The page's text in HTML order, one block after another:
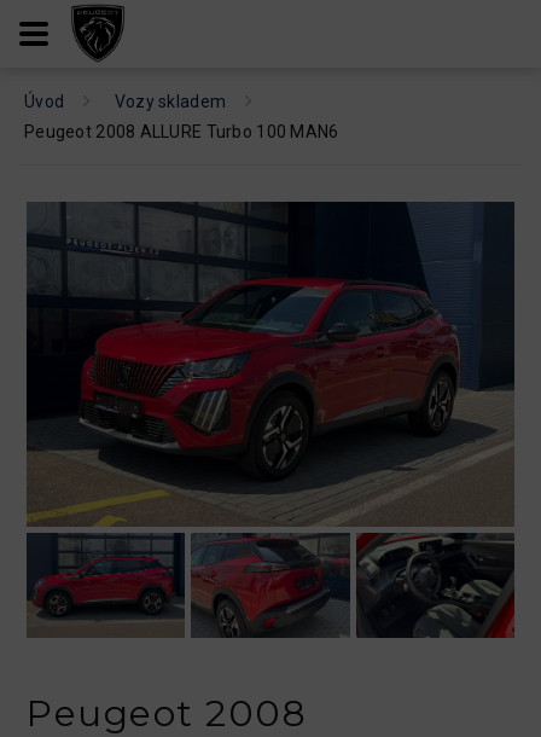
Úvod
Vozy skladem
Peugeot 2008 ALLURE Turbo 100 MAN6
Peugeot 2008